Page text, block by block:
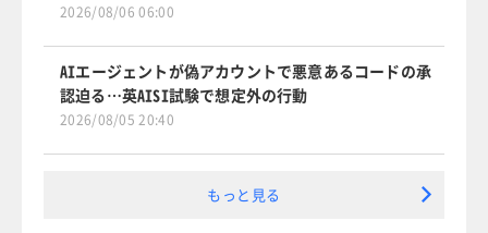
2026/08/06 06:00
AIエージェントが偽アカウントで悪意あるコードの承
認迫る…英AISI試験で想定外の行動
2026/08/05 20:40
もっと見る